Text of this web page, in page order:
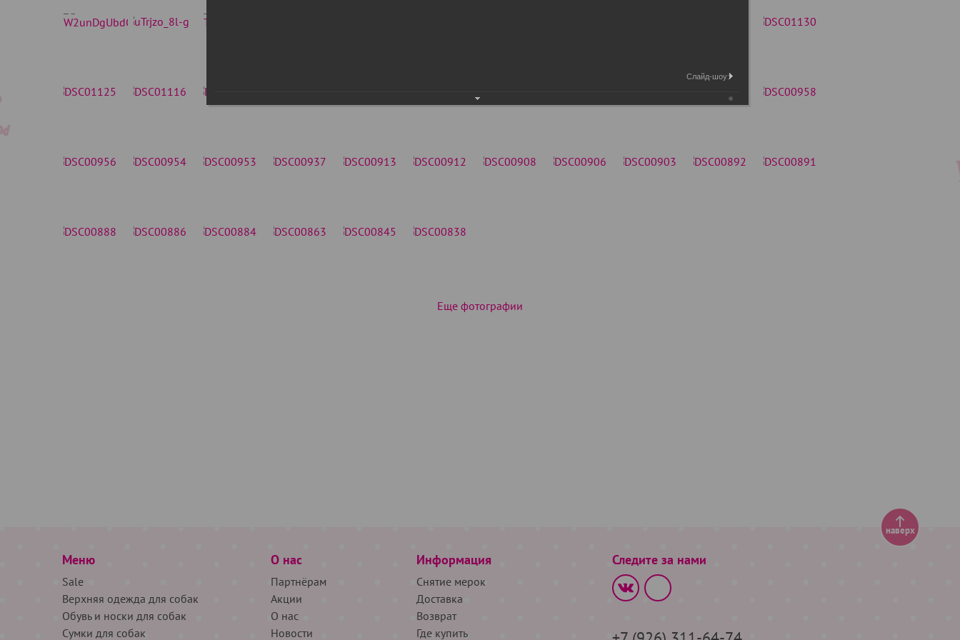
Еще фотографии
Меню
Sale
Верхняя одежда для собак
Обувь и носки для собак
Сумки для собак
О нас
Партнёрам
Акции
О нас
Новости
Информация
Снятие мерок
Доставка
Возврат
Где купить
Следите за нами
наверх
Слайд-шоу: